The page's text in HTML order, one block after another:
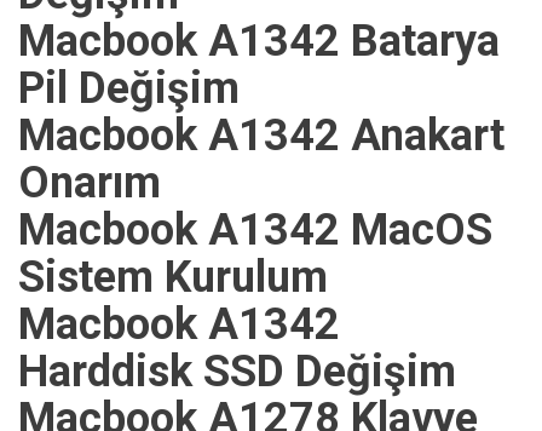
Macbook A1342 Batarya
Pil Değişim
Macbook A1342 Anakart
Onarım
Macbook A1342 MacOS
Sistem Kurulum
Macbook A1342
Harddisk SSD Değişim
Macbook A1278 Klavye